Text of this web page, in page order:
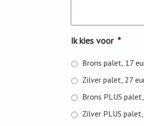
Ik kies voor *
Brons palet, 17
Zilver palet, 27
Brons PLUS
Zilver PLUS